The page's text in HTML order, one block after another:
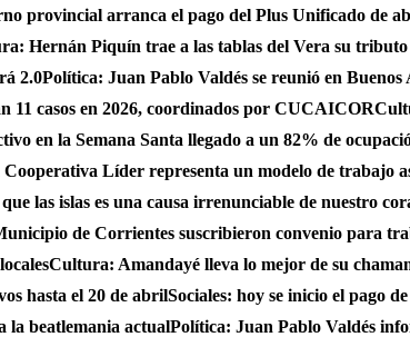
provincial arranca el pago del Plus Unificado de
Hernán Piquín trae a las tablas del Vera su tributo
2.0Política: Juan Pablo Valdés se reunió en
11 casos en 2026, coordinados por CUCAICOR
en la Semana Santa llegado a un 82% de
Líder representa un modelo de trabajo
las islas es una causa irrenunciable de nuestro
de Corrientes suscribieron convenio para
Cultura: Amandayé lleva lo mejor de su
hasta el 20 de abrilSociales: hoy se inicio el pago
la beatlemania actualPolítica: Juan Pablo Valdés